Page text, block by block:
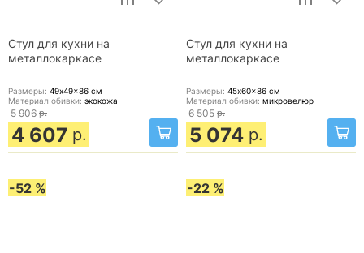
Стул для кухни на
металлокаркасе
Размеры: 49x49x86 см
Материал обивки: экокожа
5 906 р.
4 607 р.
Стул для кухни на
металлокаркасе
Размеры: 45x60x86 см
Материал обивки: микровелюр
6 505 р.
5 074 р.
-52 % -22 %